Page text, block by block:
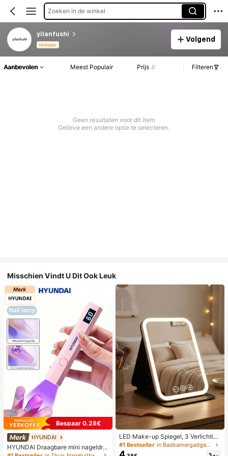
Zoeken in de winkel
yilanfushi
Verkoper
Volgend
Aanbevolen Meest Populair Prijs Filteren
Geen resultaten voor dit item
Gelieve een andere optie te selecteren.
Misschien Vindt U Dit Ook Leuk
Bespaar 0.28€
HYUNDAI
HYUNDAI Draagbare mini nageldro
ger, oplaadbare handlamp UV/LED
LED Make-up Spiegel, 3 Verlichting
smodi, Verstelbare Helderheid, Draa
gbaar Vouwbaar Ontwerp, Geschikt
#1 Bestseller in Badkamergadgets die favoriet zijn bij klanten B